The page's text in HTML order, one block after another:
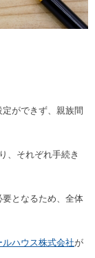
ができず、親族間
、それぞれ手続き
となるため、全体
ハウス株式会社が